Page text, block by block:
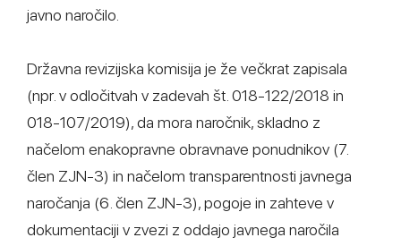
javno naročilo.
Državna revizijska komisija je že večkrat zapisala
(npr. v odločitvah v zadevah št. 018-122/2018 in
018-107/2019), da mora naročnik, skladno z
načelom enakopravne obravnave ponudnikov (7.
člen ZJN-3) in načelom transparentnosti javnega
naročanja (6. člen ZJN-3), pogoje in zahteve v
dokumentaciji v zvezi z oddajo javnega naročila